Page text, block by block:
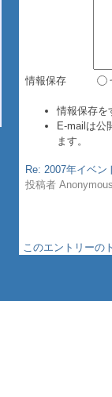
情報保存
情報保存を
E-mailは公
ます。
Re: 2007年イベン
投稿者
このエントリーの